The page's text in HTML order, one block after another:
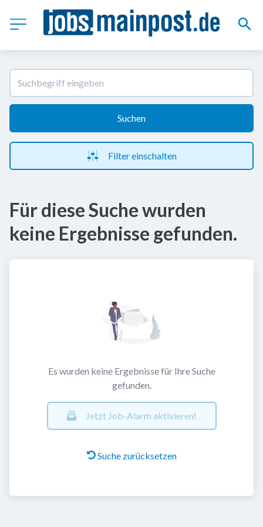
Suchen
Filter einschalten
Für diese Suche wurden
keine Ergebnisse gefunden.
Es wurden keine Ergebnisse für Ihre Suche
gefunden.
Jetzt Job-Alarm aktivieren!
Suche zurücksetzen